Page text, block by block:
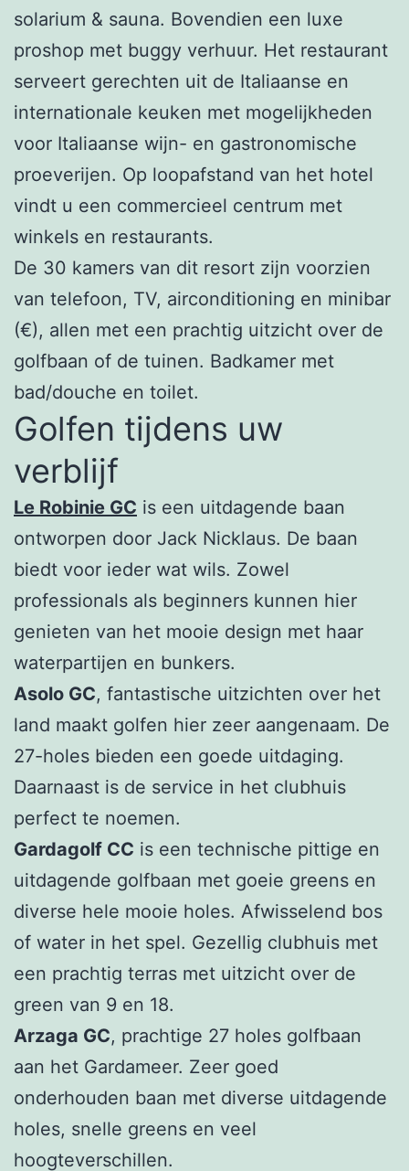
solarium & sauna. Bovendien een luxe
proshop met buggy verhuur. Het restaurant
serveert gerechten uit de Italiaanse en
internationale keuken met mogelijkheden
voor Italiaanse wijn- en gastronomische
proeverijen. Op loopafstand van het hotel
vindt u een commercieel centrum met
winkels en restaurants.
De 30 kamers van dit resort zijn voorzien
van telefoon, TV, airconditioning en minibar
(€), allen met een prachtig uitzicht over de
golfbaan of de tuinen. Badkamer met
bad/douche en toilet.
Golfen tijdens uw
verblijf
Le Robinie GC is een uitdagende baan
ontworpen door Jack Nicklaus. De baan
biedt voor ieder wat wils. Zowel
professionals als beginners kunnen hier
genieten van het mooie design met haar
waterpartijen en bunkers.
Asolo GC, fantastische uitzichten over het
land maakt golfen hier zeer aangenaam. De
27-holes bieden een goede uitdaging.
Daarnaast is de service in het clubhuis
perfect te noemen.
Gardagolf CC is een technische pittige en
uitdagende golfbaan met goeie greens en
diverse hele mooie holes. Afwisselend bos
of water in het spel. Gezellig clubhuis met
een prachtig terras met uitzicht over de
green van 9 en 18.
Arzaga GC, prachtige 27 holes golfbaan
aan het Gardameer. Zeer goed
onderhouden baan met diverse uitdagende
holes, snelle greens en veel
hoogteverschillen.